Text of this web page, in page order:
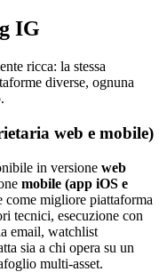
IG
ricca: la stessa
diverse, ognuna
web e mobile)
in versione web
mobile (app iOS e
come migliore piattaforma
tecnici, esecuzione con
email, watchlist
sia a chi opera su un
multi-asset.